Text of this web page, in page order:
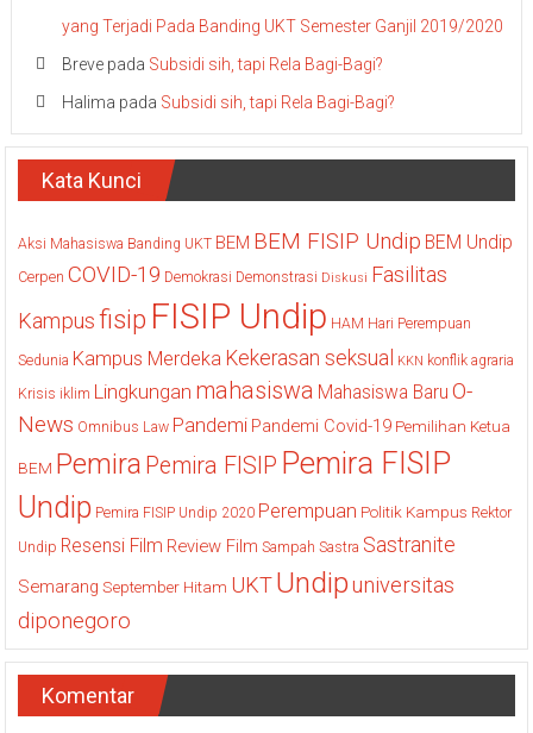
yang Terjadi Pada Banding UKT Semester Ganjil 2019/2020
Brevepada Subsidi sih, tapi Rela Bagi-Bagi?
Halima pada Subsidi sih, tapi Rela Bagi-Bagi?
Kata Kunci
Aksi Mahasiswa Banding UKT BEM BEM FISIP Undip BEM Undip
Cerpen COVID-19 Demokrasi Demonstrasi Diskusi Fasilitas
Kampus fisip FISIP Undip HAM Hari Perempuan
Sedunia Kampus Merdeka Kekerasan seksual KKN konflik agraria
Krisis iklim Lingkungan mahasiswa Mahasiswa Baru O-
News Omnibus Law Pandemi Pandemi Covid-19 Pemilihan Ketua
BEM Pemira Pemira FISIP Pemira FISIP
Undip Pemira FISIP Undip 2020 Perempuan Politik Kampus Rektor
Undip Resensi Film Review Film Sampah Sastra Sastranite
Semarang September Hitam UKTUndipuniversitas
diponegoro
Komentar